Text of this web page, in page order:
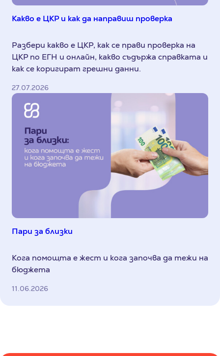
Какво е ЦКР и как да направиш проверка
Разбери какво е ЦКР, как се прави проверка на
ЦКР по ЕГН и онлайн, какво съдържа справката и
как се коригират грешни данни.
27.07.2026
Пари за близки
Кога помощта е жест и кога започва да тежи на
бюджета
11.06.2026